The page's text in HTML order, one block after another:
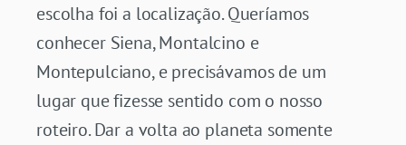
escolha foi a localização. Queríamos
conhecer Siena, Montalcino e
Montepulciano, e precisávamos de um
lugar que fizesse sentido com o nosso
roteiro. Dar a volta ao planeta somente